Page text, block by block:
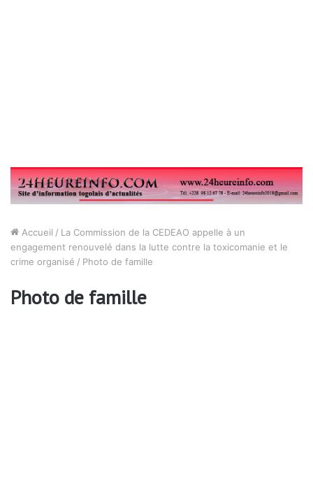
Accueil / La Commission de la CEDEAO appelle à un
engagement renouvelé dans la lutte contre la toxicomanie et le
crime organisé / Photo de famille
Photo de famille